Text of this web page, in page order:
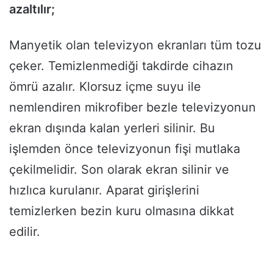
azaltılır;
Manyetik olan televizyon ekranları tüm tozu
çeker. Temizlenmediği takdirde cihazın
ömrü azalır. Klorsuz içme suyu ile
nemlendiren mikrofiber bezle televizyonun
ekran dışında kalan yerleri silinir. Bu
işlemden önce televizyonun fişi mutlaka
çekilmelidir. Son olarak ekran silinir ve
hızlıca kurulanır. Aparat girişlerini
temizlerken bezin kuru olmasına dikkat
edilir.